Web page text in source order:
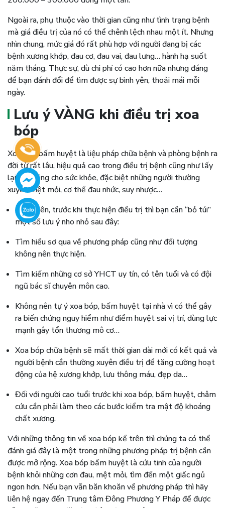
Ngoài ra, phụ thuộc vào thời gian cũng như tình trạng bệnh
mà giá điều trị của nó có thể chênh lệch nhau một ít. Nhưng
nhìn chung, mức giá đó rất phù hợp với người đang bị các
bệnh xương khớp, đau cơ, đau vai, đau lưng… hành hạ suốt
năm tháng. Thực sự, dù chi phí có cao hơn nữa nhưng đáng
để bạn đánh đổi để tìm được sự bình yên, thoải mái mỗi
ngày.
Lưu ý VÀNG khi điều trị xoa
bóp
Xoa bóp bấm huyệt là liệu pháp chữa bệnh và phòng bệnh ra
đời từ rất lâu, hiệu quả cao trong điều trị bệnh cũng như lấy
lại cân bằng cho sức khỏe, đặc biệt những người thường
xuyên mệt mỏi, cơ thể đau nhức, suy nhược…
Tuy nhiên, trước khi thực hiện điều trị thì bạn cần “bỏ túi”
một số lưu ý nho nhỏ sau đây:
Tìm hiểu sơ qua về phương pháp cũng như đối tượng
không nên thực hiện.
Tìm kiếm những cơ sở YHCT uy tín, có tên tuổi và có đội
ngũ bác sĩ chuyên môn cao.
Không nên tự ý xoa bóp, bấm huyệt tại nhà vì có thể gây
ra biến chứng nguy hiểm như điểm huyệt sai vị trí, dùng lực
mạnh gây tổn thương mô cơ…
Xoa bóp chữa bệnh sẽ mất thời gian dài mới có kết quả và
người bệnh cần thường xuyên điều trị để tăng cường hoạt
động của hệ xương khớp, lưu thông máu, đẹp da…
Đối với người cao tuổi trước khi xoa bóp, bấm huyệt, châm
cứu cần phải làm theo các bước kiểm tra mật độ khoáng
chất xương.
Với những thông tin về xoa bóp kể trên thì chúng ta có thể
đánh giá đây là một trong những phương pháp trị bệnh cần
được mở rộng. Xoa bóp bấm huyệt là cứu tinh của người
bệnh khỏi những cơn đau, mệt mỏi, tìm đến một giấc ngủ
ngon hơn. Nếu bạn vẫn băn khoăn về phương pháp thì hãy
liên hệ ngay đến Trung tâm Đông Phương Y Pháp để được